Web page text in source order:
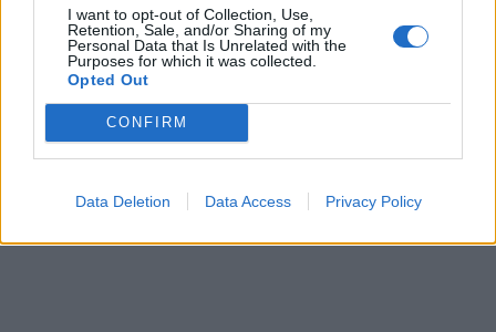
I want to opt-out of Collection, Use,
Retention, Sale, and/or Sharing of my
Personal Data that Is Unrelated with the
Purposes for which it was collected.
Opted Out
CONFIRM
Data Deletion Data Access Privacy Policy